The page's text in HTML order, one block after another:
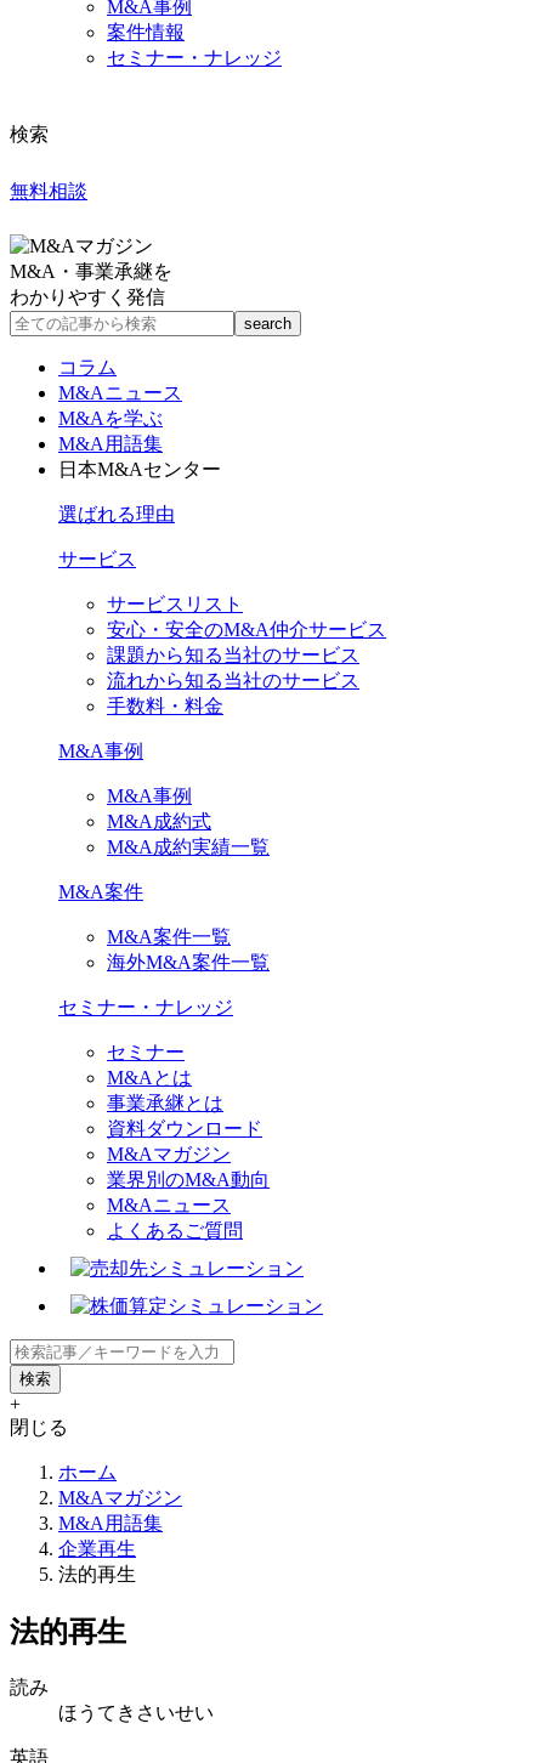
M&A事例
案件情報
セミナー・ナレッジ
検索
無料相談
M&A・事業承継を
わかりやすく発信
コラム
M&Aニュース
M&Aを学ぶ
M&A用語集
日本M&Aセンター
選ばれる理由
サービス
サービスリスト
安心・安全のM&A仲介サービス
課題から知る当社のサービス
流れから知る当社のサービス
手数料・料金
M&A事例
M&A事例
M&A成約式
M&A成約実績一覧
M&A案件
M&A案件一覧
海外M&A案件一覧
セミナー・ナレッジ
セミナー
M&Aとは
事業承継とは
資料ダウンロード
M&Aマガジン
業界別のM&A動向
M&Aニュース
よくあるご質問
+
閉じる
ホーム
M&Aマガジン
M&A用語集
企業再生
法的再生
法的再生
読み
ほうてきさいせい
英語